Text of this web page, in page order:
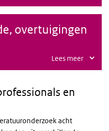
overtuigingen
Lees meer
en
acht